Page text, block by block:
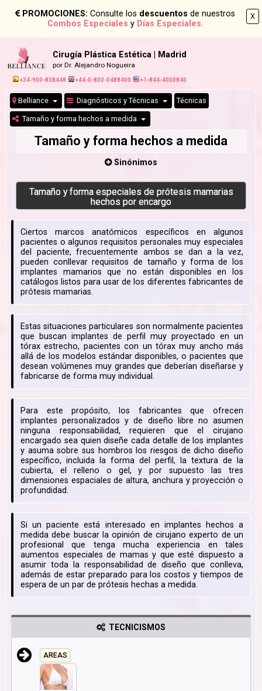
X
PROMOCIONES: Consulte los descuentos de nuestros
Combos Especiales y Días Especiales.
Cirugía Plástica Estética | Madrid
por Dr. Alejandro Nogueira
+34-900-838448 +44-0-800-0488400 +1-844-4000840
Belliance Diagnósticos y Técnicas Técnicas
Tamaño y forma hechos a medida
Tamaño y forma hechos a medida
Sinónimos
Tamaño y forma especiales de prótesis mamarias
hechos por encargo
Ciertos marcos anatómicos específicos en algunos
pacientes o algunos requisitos personales muy especiales
del paciente, frecuentemente ambos se dan a la vez,
pueden conllevar requisitos de tamaño y forma de los
implantes mamarios que no están disponibles en los
catálogos listos para usar de los diferentes fabricantes de
prótesis mamarias.
Estas situaciones particulares son normalmente pacientes
que buscan implantes de perfil muy proyectado en un
tórax estrecho, pacientes con un tórax muy ancho más
allá de los modelos estándar disponibles, o pacientes que
desean volúmenes muy grandes que deberían diseñarse y
fabricarse de forma muy individual.
Para este propósito, los fabricantes que ofrecen
implantes personalizados y de diseño libre no asumen
ninguna responsabilidad, requieren que el cirujano
encargado sea quien diseñe cada detalle de los implantes
y asuma sobre sus hombros los riesgos de dicho diseño
específico, incluida la forma del perfil, la textura de la
cubierta, el relleno o gel, y por supuesto las tres
dimensiones espaciales de altura, anchura y proyección o
profundidad.
Si un paciente está interesado en implantes hechos a
medida debe buscar la opinión de cirujano experto de un
profesional que tenga mucha experiencia en tales
aumentos especiales de mamas y que esté dispuesto a
asumir toda la responsabilidad de diseño que conlleva,
además de estar preparado para los costos y tiempos de
espera de un par de prótesis hechas a medida.
TECNICISMOS
AREAS